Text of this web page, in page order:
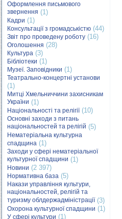
Оформлення письмового
звернення (1)
Кадри (1)
Консультації з громадськістю (44)
Звіт про проведену роботу (16)
Оголошення (28)
Культура (3)
Бібліотеки (1)
Музеї. Заповідники (1)
Театрально-концертні установи
(1)
Митці Хмельниччини захисникам
України (1)
Національності та релігії(10)
Основні заходи з питань
національностей та релігій (5)
Нематеріальна культурна
спадщина (1)
Заходи у сфері нематеріальної
культурної спадщини (1)
Новини (2 397)
Нормативна база (5)
Накази управління культури,
національностей, релігій та
туризму облдержадміністрації(3)
Охорона культурної спадщини (1)
У сфері культури (1)